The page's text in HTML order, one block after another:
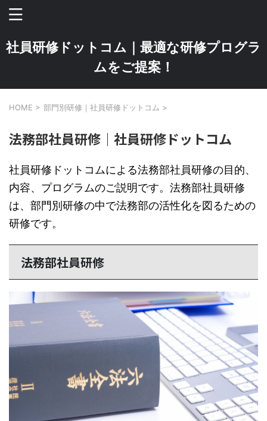
社員研修ドットコム｜最適な研修プログラ
ムをご提案！
HOME > 部門別研修｜社員研修ドットコム >
法務部社員研修｜社員研修ドットコム
社員研修ドットコムによる法務部社員研修の目的、
内容、プログラムのご説明です。法務部社員研修
は、部門別研修の中で法務部の活性化を図るための
研修です。
法務部社員研修